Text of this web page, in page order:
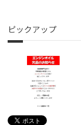
ピックアップ